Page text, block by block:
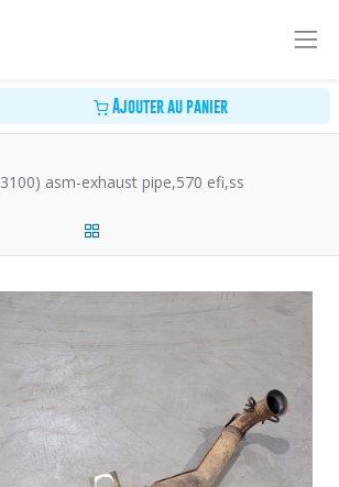
Ajouter au panier
asm-exhaust pipe,570 efi,ss